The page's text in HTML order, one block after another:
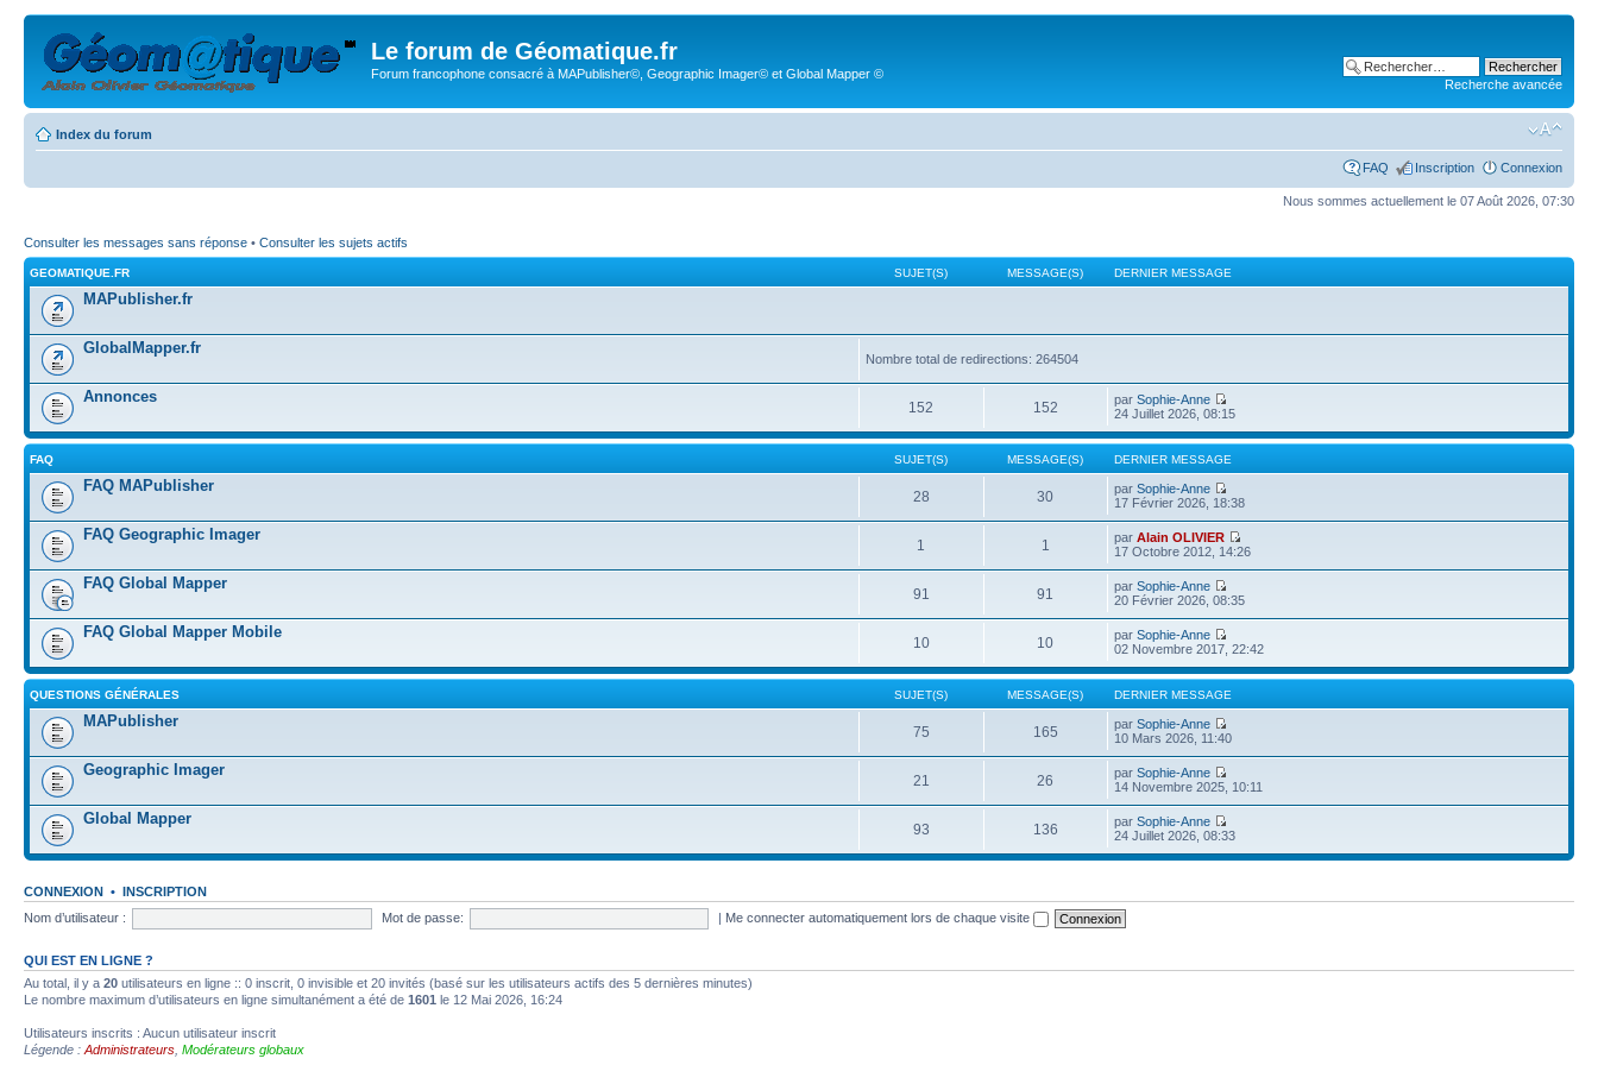
Le forum de Géomatique.fr
Forum francophone consacré à MAPublisher©, Geographic Imager© et Global Mapper ©
Recherche avancée
Index du forum
FAQ Inscription Connexion
Nous sommes actuellement le 07 Août 2026, 07:30
Consulter les messages sans réponse • Consulter les sujets actifs
GEOMATIQUE.FR SUJET(S) MESSAGE(S) DERNIER MESSAGE
MAPublisher.fr
GlobalMapper.fr
Nombre total de redirections: 264504
Annonces
152 152 parSophie-Anne
24 Juillet 2026, 08:15
FAQ SUJET(S) MESSAGE(S) DERNIER MESSAGE
FAQ MAPublisher
28 30 parSophie-Anne
17 Février 2026, 18:38
FAQ Geographic Imager
1 1 parAlain OLIVIER
17 Octobre 2012, 14:26
FAQ Global Mapper
91 91 parSophie-Anne
20 Février 2026, 08:35
FAQ Global Mapper Mobile
10 10 parSophie-Anne
02 Novembre 2017, 22:42
QUESTIONS GÉNÉRALES SUJET(S) MESSAGE(S) DERNIER MESSAGE
MAPublisher
75 165 parSophie-Anne
10 Mars 2026, 11:40
Geographic Imager
21 26 parSophie-Anne
14 Novembre 2025, 10:11
Global Mapper
93 136 parSophie-Anne
24 Juillet 2026, 08:33
CONNEXION • INSCRIPTION
Nom d’utilisateur :
Mot de passe: | Me connecter automatiquement lors de chaque visite
QUI EST EN LIGNE ?
Au total, il y a 20 utilisateurs en ligne :: 0 inscrit, 0 invisible et 20 invités (basé sur les utilisateurs actifs des 5 dernières minutes)
Le nombre maximum d’utilisateurs en ligne simultanément a été de 1601 le 12 Mai 2026, 16:24
Utilisateurs inscrits : Aucun utilisateur inscrit
Légende : Administrateurs Modérateurs globaux